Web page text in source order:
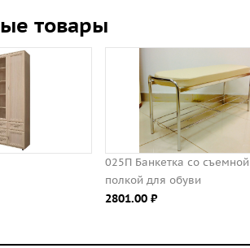
товары
025П Банкетка со съемной
полкой для обуви
2801.00 ⃏